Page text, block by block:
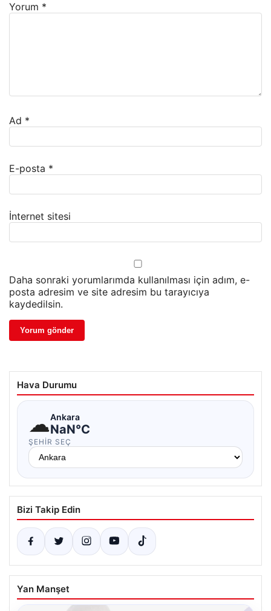
Yorum *
Ad *
E-posta *
İnternet sitesi
Daha sonraki yorumlarımda kullanılması için adım, e-
posta adresim ve site adresim bu tarayıcıya
kaydedilsin.
Hava Durumu
☁Ankara
NaN°C
ŞEHIR SEÇ
Bizi Takip Edin
Yan Manşet